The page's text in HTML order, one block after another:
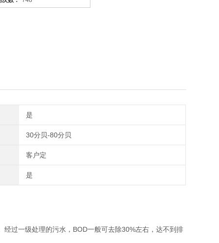
是
30分贝-80分贝
客户定
是
过一级处理的污水，BOD一般可去除30%左右，达不到排